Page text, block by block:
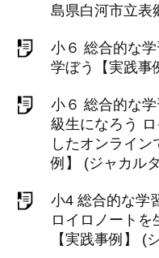
島県白河市立表
小６ 総合的な
学ぼう【実践事
小６ 総合的な
級生になろう
したオンライ
例】 (ジャカル
小4 総合的な学
ロイロノートを
【実践事例】 (